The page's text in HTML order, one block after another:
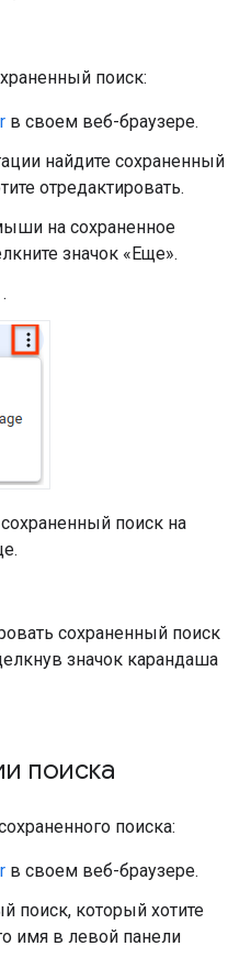
поиск:
в своем веб-браузере.
найдите сохраненный
отредактировать.
на сохраненное
значок «Еще».
.
поиск на
сохраненный поиск
значок карандаша
поиска
поиска:
в своем веб-браузере.
поиск, который хотите
имя в левой панели